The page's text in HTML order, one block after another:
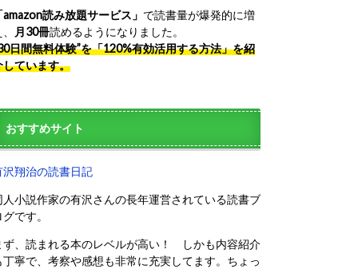
amazon読み放題サービス」 で読書量が爆発的に増
月30冊読めるようになりました。
日間無料体験”を「120%有効活用する方法」を紹
しています。
おすすめサイト
沢翔治の読書日記
人小説作家の有沢さんの長年運営されている読書ブ
グです。
ず、読まれる本のレベルが高い！ しかも内容紹介
丁寧で、考察や感想も非常に充実してます。ちょっ